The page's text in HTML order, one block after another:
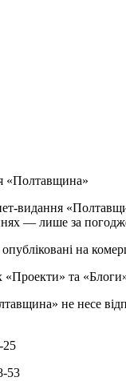
«Полтавщина»
видання
— лише за
опубліковані на
та
не несе
25
53